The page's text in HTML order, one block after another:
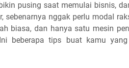
pusing saat memulai bisnis,
sebenarnya nggak perlu modal
biasa, dan hanya satu mesin
beberapa tips buat kamu